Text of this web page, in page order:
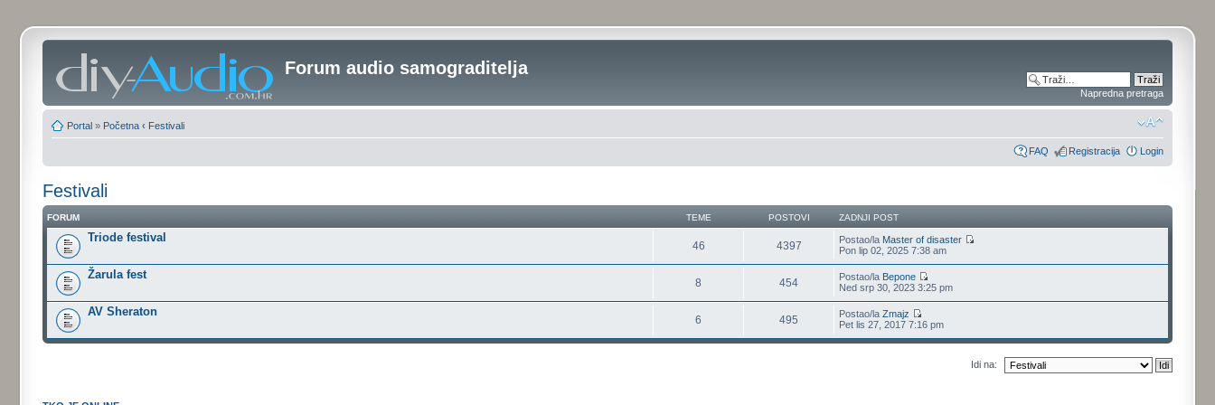
Forum audio samograditelja
Napredna pretraga
Portal » Početna ‹ Festivali
FAQ Registracija Login
Festivali
FORUM TEME POSTOVI ZADNJI POST
Triode festival
46 4397 Postao/la Master of disaster
Pon lip 02, 2025 7:38 am
Žarula fest
8 454 Postao/la Bepone
Ned srp 30, 2023 3:25 pm
AV Sheraton
6 495 Postao/laZmajz
Pet lis 27, 2017 7:16 pm
Idi na: